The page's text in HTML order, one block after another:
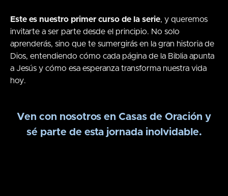
Este es nuestro primer curso de la serie, y queremos
invitarte a ser parte desde el principio. No solo
aprenderás, sino que te sumergirás en la gran historia de
Dios, entendiendo cómo cada página de la Biblia apunta
a Jesús y cómo esa esperanza transforma nuestra vida
hoy.
Ven con nosotros en Casas de Oración y
sé parte de esta jornada inolvidable.